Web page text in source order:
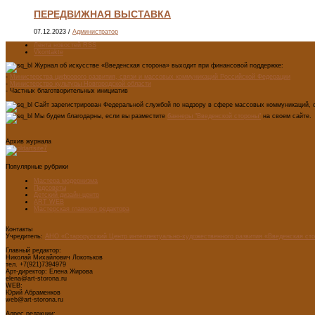
ПЕРЕДВИЖНАЯ ВЫСТАВКА
07.12.2023 / Администратор
Лента новостей RSS
Vkontakte
Журнал об искусстве «Введенская сторона» выходит при финансовой поддержке:
- Министерства цифрового развития, связи и массовых коммуникаций Российской Федерации
- Министерство культуры Новгородской области
- Частных благотворительных инициатив
Сайт зарегистрирован Федеральной службой по надзору в сфере массовых
Мы будем благодарны, если вы разместите баннеры "Введенской стороны" на своем сайте.
Архив журнала
Популярные рубрики
Мастера модернизма
Педсоветы
Детский дизайн-центр
ART WEB
Мастерская главного редактора
Контакты
Учредитель: АНО «Старорусский Центр интеллектуально-художественного развития «Введенская
Главный редактор:
Николай Михайлович Локотьков
тел. +7(921)7394979
Арт-директор: Елена Жирова
elena@art-storona.ru
WEB:
Юрий Абраменков
web@art-storona.ru